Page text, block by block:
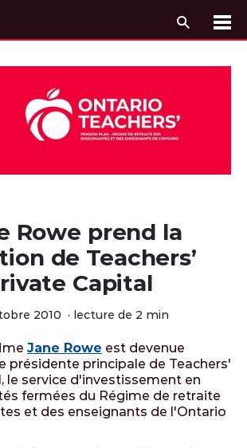
Rowe prend la
de Teachers’
Capital
2010 · lecture de 2 min
Jane Rowe est devenue
présidente principale de Teachers'
le service d'investissement en
fermées du Régime de retraite
et des enseignants de l'Ontario